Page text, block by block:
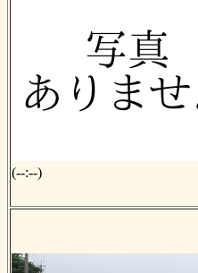
(--:--)